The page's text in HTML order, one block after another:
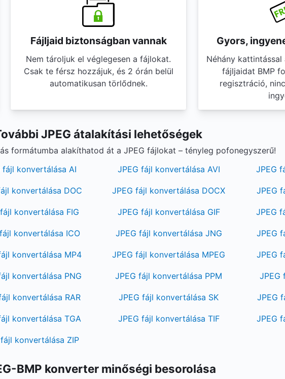
Fájljaid biztonságban vannak
Nem tároljuk el véglegesen a fájlokat.
Csak te férsz hozzájuk, és 2 órán belül
automatikusan törlődnek.
Gyors,
Néhány
fájljaidat BMP
regisztráció,
JPEG átalakítási lehetőségek
formátumba alakíthatod át a JPEG fájlokat – tényleg pofonegyszerű!
fájl konvertálása AI JPEG fájl konvertálása AVI JPEG
konvertálása DOC JPEG fájl konvertálása DOCX JPEG
konvertálása FIG JPEG fájl konvertálása GIF JPEG
konvertálása ICO JPEG fájl konvertálása JNG JPEG
konvertálása MP4 JPEG fájl konvertálása MPEG JPEG
konvertálása PNG JPEG fájl konvertálása PPM JPEG
konvertálása RAR JPEG fájl konvertálása SK JPEG
konvertálása TGA JPEG fájl konvertálása TIF JPEG
konvertálása ZIP
BMP konverter minőségi besorolása